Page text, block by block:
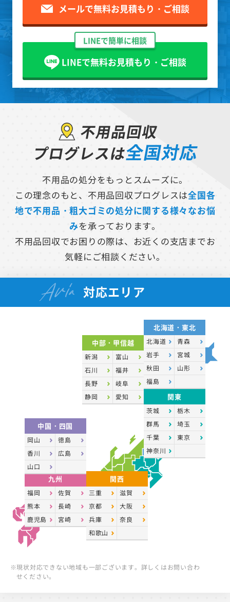
メールで無料お見積もり・ご相談
LINEで簡単に相談
LINEで無料お見積もり・ご相談
不用品回収
プログレスは全国対応
不用品の処分をもっとスムーズに。
この理念のもと、不用品回収プログレスは全国各
地で不用品・粗大ゴミの処分に関する様々なお悩
みを承っております。
不用品回収でお困りの際は、お近くの支店までお
気軽にご相談ください。
Aria 対応エリア
北海道・東北
北海道
青森
岩手
宮城
秋田
山形
福島
関東
茨城
栃木
群馬
埼玉
千葉
東京
神奈川
中部・甲信越
新潟
富山
石川
福井
長野
岐阜
静岡
愛知
関西
三重
滋賀
京都
大阪
兵庫
奈良
和歌山
中国・四国
岡山
徳島
香川
広島
山口
九州
福岡
佐賀
熊本
長崎
鹿児島
宮崎
※現状対応できない地域も一部ございます。詳しくはお問い合わ
せください。